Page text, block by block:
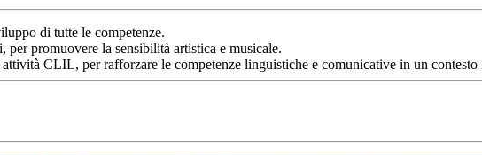
di tutte le competenze.
promuovere la sensibilità artistica e musicale.
CLIL, per rafforzare le competenze linguistiche e comunicative in un contesto